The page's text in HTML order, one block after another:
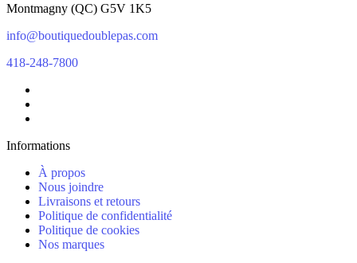
Montmagny (QC) G5V 1K5
info@boutiquedoublepas.com
418-248-7800
Informations
À propos
Nous joindre
Livraisons et retours
Politique de confidentialité
Politique de cookies
Nos marques